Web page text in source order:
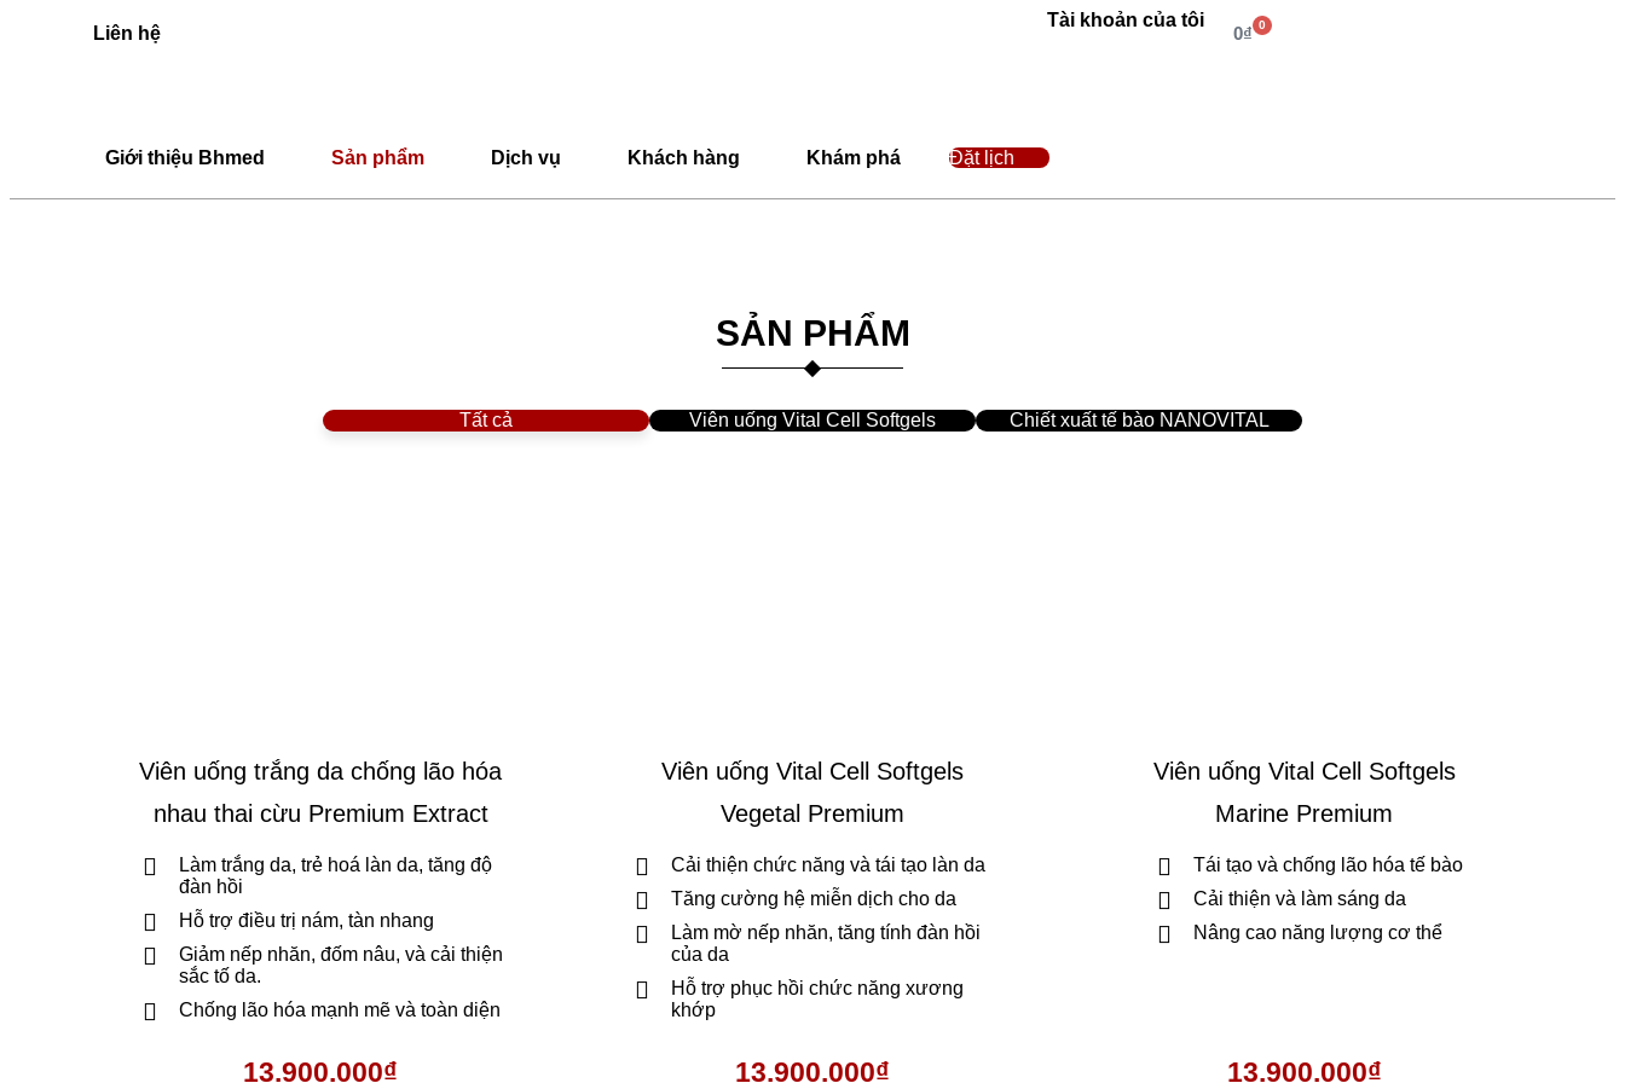
Liên hệ
Tài khoản của tôi
0₫ 0
Giới thiệu Bhmed Sản phẩm Dịch vụ Khách hàng Khám phá Đặt lịch
SẢN PHẨM
Tất cả Viên uống Vital Cell Softgels Chiết xuất tế bào NANOVITAL
Viên uống trắng da chống lão hóa
nhau thai cừu Premium Extract
Làm trắng da, trẻ hoá làn da, tăng độ
đàn hồi
Hỗ trợ điều trị nám, tàn nhang
Giảm nếp nhăn, đốm nâu, và cải thiện
sắc tố da.
Chống lão hóa mạnh mẽ và toàn diện
13.900.000₫
Viên uống Vital Cell Softgels
Vegetal Premium
Cải thiện chức năng và tái tạo làn da
Tăng cường hệ miễn dịch cho da
Làm mờ nếp nhăn, tăng tính đàn hồi
của da
Hỗ trợ phục hồi chức năng xương
khớp
13.900.000₫
Viên uống Vital Cell Softgels
Marine Premium
Tái tạo và chống lão hóa tế bào
Cải thiện và làm sáng da
Nâng cao năng lượng cơ thể
13.900.000₫